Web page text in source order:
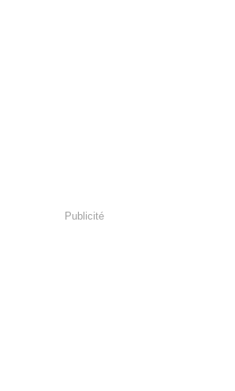
Publicité